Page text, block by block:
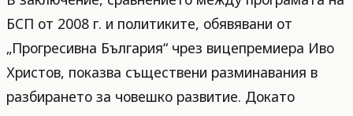
БСП от 2008 г. и политиките, обявявани от
„Прогресивна България“ чрез вицепремиера Иво
Христов, показва съществени разминавания в
разбирането за човешко развитие. Докато